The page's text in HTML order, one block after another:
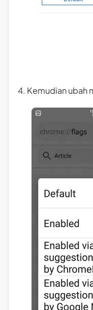
4. Kemudian ubah